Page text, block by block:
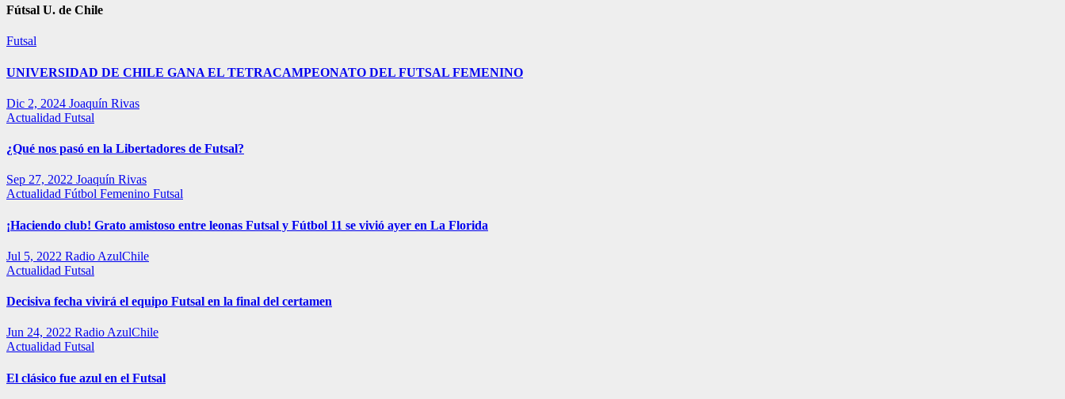
Fútsal U. de Chile
Futsal
UNIVERSIDAD DE CHILE GANA EL TETRACAMPEONATO DEL FUTSAL FEMENINO
Dic 2, 2024 Joaquín Rivas
Actualidad Futsal
¿Qué nos pasó en la Libertadores de Futsal?
Sep 27, 2022 Joaquín Rivas
Actualidad Fútbol Femenino Futsal
¡Haciendo club! Grato amistoso entre leonas Futsal y Fútbol 11 se vivió ayer en La Florida
Jul 5, 2022 Radio AzulChile
Actualidad Futsal
Decisiva fecha vivirá el equipo Futsal en la final del certamen
Jun 24, 2022 Radio AzulChile
Actualidad Futsal
El clásico fue azul en el Futsal